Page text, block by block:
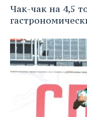
Чак-чак на 4,5